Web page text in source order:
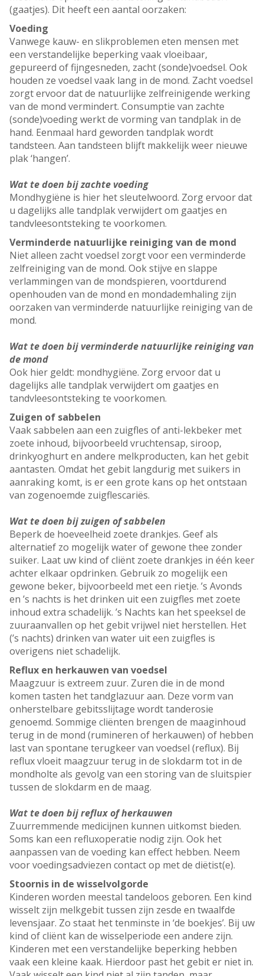
(gaatjes). Dit heeft een aantal oorzaken:
Voeding
Vanwege kauw- en slikproblemen eten mensen met
een verstandelijke beperking vaak vloeibaar,
gepureerd of fijngesneden, zacht (sonde)voedsel. Ook
houden ze voedsel vaak lang in de mond. Zacht voedsel
zorgt ervoor dat de natuurlijke zelfreinigende werking
van de mond vermindert. Consumptie van zachte
(sonde)voeding werkt de vorming van tandplak in de
hand. Eenmaal hard geworden tandplak wordt
tandsteen. Aan tandsteen blijft makkelijk weer nieuwe
plak ‘hangen’.
Wat te doen bij zachte voeding
Mondhygiëne is hier het sleutelwoord. Zorg ervoor dat
u dagelijks alle tandplak verwijdert om gaatjes en
tandvleesontsteking te voorkomen.
Verminderde natuurlijke reiniging van de mond
Niet alleen zacht voedsel zorgt voor een verminderde
zelfreiniging van de mond. Ook stijve en slappe
verlammingen van de mondspieren, voortdurend
openhouden van de mond en mondademhaling zijn
oorzaken van verminderde natuurlijke reiniging van de
mond.
Wat te doen bij verminderde natuurlijke reiniging van
de mond
Ook hier geldt: mondhygiëne. Zorg ervoor dat u
dagelijks alle tandplak verwijdert om gaatjes en
tandvleesontsteking te voorkomen.
Zuigen of sabbelen
Vaak sabbelen aan een zuigfles of anti-lekbeker met
zoete inhoud, bijvoorbeeld vruchtensap, siroop,
drinkyoghurt en andere melkproducten, kan het gebit
aantasten. Omdat het gebit langdurig met suikers in
aanraking komt, is er een grote kans op het ontstaan
van zogenoemde zuigflescariës.
Wat te doen bij zuigen of sabbelen
Beperk de hoeveelheid zoete drankjes. Geef als
alternatief zo mogelijk water of gewone thee zonder
suiker. Laat uw kind of cliënt zoete drankjes in één keer
achter elkaar opdrinken. Gebruik zo mogelijk een
gewone beker, bijvoorbeeld met een rietje. ’s Avonds
en ’s nachts is het drinken uit een zuigfles met zoete
inhoud extra schadelijk. ’s Nachts kan het speeksel de
zuuraanvallen op het gebit vrijwel niet herstellen. Het
(’s nachts) drinken van water uit een zuigfles is
overigens niet schadelijk.
Reflux en herkauwen van voedsel
Maagzuur is extreem zuur. Zuren die in de mond
komen tasten het tandglazuur aan. Deze vorm van
onherstelbare gebitsslijtage wordt tanderosie
genoemd. Sommige cliënten brengen de maaginhoud
terug in de mond (rumineren of herkauwen) of hebben
last van spontane terugkeer van voedsel (reflux). Bij
reflux vloeit maagzuur terug in de slokdarm tot in de
mondholte als gevolg van een storing van de sluitspier
tussen de slokdarm en de maag.
Wat te doen bij reflux of herkauwen
Zuurremmende medicijnen kunnen uitkomst bieden.
Soms kan een refluxoperatie nodig zijn. Ook het
aanpassen van de voeding kan effect hebben. Neem
voor voedingsadviezen contact op met de diëtist(e).
Stoornis in de wisselvolgorde
Kinderen worden meestal tandeloos geboren. Een kind
wisselt zijn melkgebit tussen zijn zesde en twaalfde
levensjaar. Zo staat het tenminste in ‘de boekjes’. Bij uw
kind of cliënt kan de wisselperiode een andere zijn.
Kinderen met een verstandelijke beperking hebben
vaak een kleine kaak. Hierdoor past het gebit er niet in.